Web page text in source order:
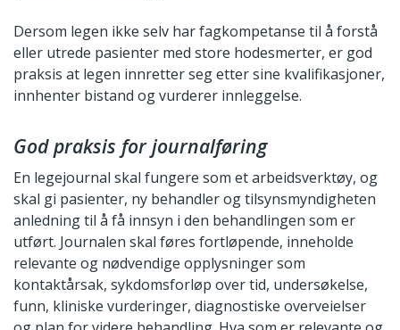
Dersom legen ikke selv har fagkompetanse til å forstå
eller utrede pasienter med store hodesmerter, er god
praksis at legen innretter seg etter sine kvalifikasjoner,
innhenter bistand og vurderer innleggelse.
God praksis for journalføring
En legejournal skal fungere som et arbeidsverktøy, og
skal gi pasienter, ny behandler og tilsynsmyndigheten
anledning til å få innsyn i den behandlingen som er
utført. Journalen skal føres fortløpende, inneholde
relevante og nødvendige opplysninger som
kontaktårsak, sykdomsforløp over tid, undersøkelse,
funn, kliniske vurderinger, diagnostiske overveielser